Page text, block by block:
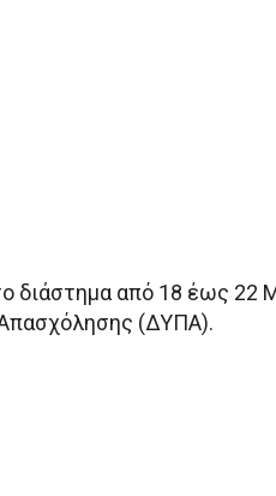
διάστημα από 18 έως 22
(ΔΥΠΑ).